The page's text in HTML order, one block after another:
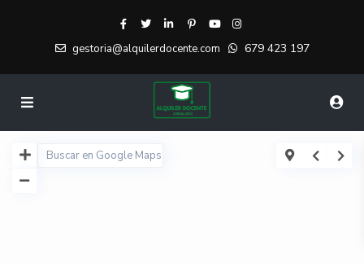
gestoria@alquilerdocente.com 679 423 197